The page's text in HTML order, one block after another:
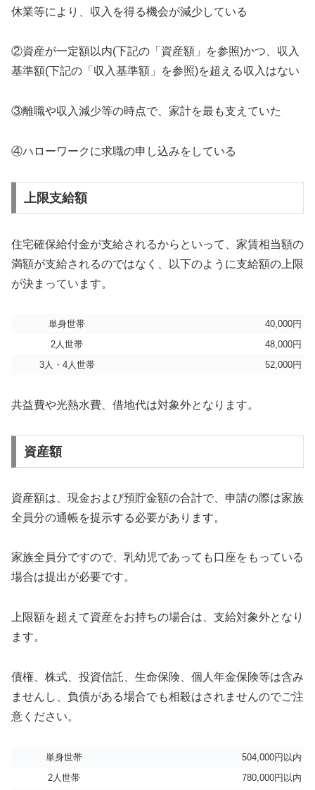
休業等により、収入を得る機会が減少している
②資産が一定額以内(下記の「資産額」を参照)かつ、収入
基準額(下記の「収入基準額」を参照)を超える収入はない
③離職や収入減少等の時点で、家計を最も支えていた
④ハローワークに求職の申し込みをしている
上限支給額
住宅確保給付金が支給されるからといって、家賃相当額の
満額が支給されるのではなく、以下のように支給額の上限
が決まっています。
単身世帯
40,000円
2人世帯
48,000円
3人・4人世帯
52,000円
共益費や光熱水費、借地代は対象外となります。
資産額
資産額は、現金および預貯金額の合計で、申請の際は家族
全員分の通帳を提示する必要があります。
家族全員分ですので、乳幼児であっても口座をもっている
場合は提出が必要です。
上限額を超えて資産をお持ちの場合は、支給対象外となり
ます。
債権、株式、投資信託、生命保険、個人年金保険等は含み
ませんし、負債がある場合でも相殺はされませんのでご注
意ください。
単身世帯
504,000円以内
2人世帯
780,000円以内